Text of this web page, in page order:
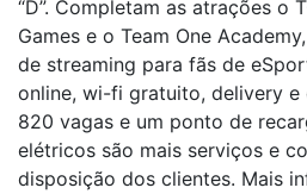
“D”. Completam as atrações o
Games e o Team One
de streaming para fãs de
online, wi-fi gratuito, delivery e
820 vagas e um ponto de
elétricos são mais serviços e
disposição dos clientes. Mais